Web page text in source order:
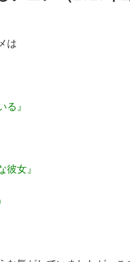
は
る』
彼女』